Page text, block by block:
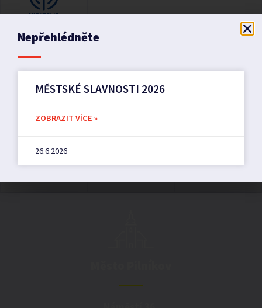
Nepřehlédněte
MĚSTSKÉ SLAVNOSTI 2026
ZOBRAZIT VÍCE »
26.6.2026